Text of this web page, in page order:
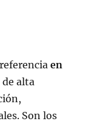
en
alta
Son los